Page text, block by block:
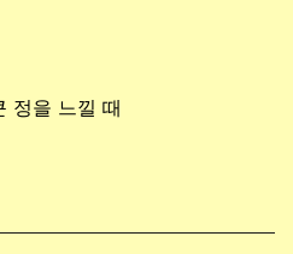
정을 느낄 때